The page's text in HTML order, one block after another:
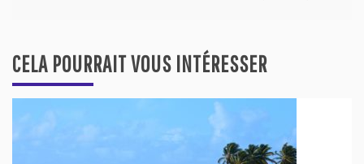
CELA POURRAIT VOUS INTÉRESSER